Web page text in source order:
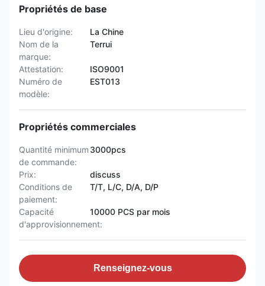
Propriétés de base
Lieu d'origine:
La Chine
Nom de la
marque:
Terrui
Attestation:
ISO9001
Numéro de
modèle:
EST013
Propriétés commerciales
Quantité minimum
de commande:
3000pcs
Prix:
discuss
Conditions de
paiement:
T/T, L/C, D/A, D/P
Capacité
d'approvisionnement:
10000 PCS par mois
Renseignez-vous